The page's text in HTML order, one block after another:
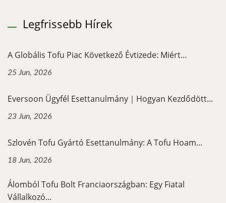
Legfrissebb Hírek
A Globális Tofu Piac Következő Évtizede: Miért...
25 Jun, 2026
Eversoon Ügyfél Esettanulmány｜Hogyan Kezdődött...
23 Jun, 2026
Szlovén Tofu Gyártó Esettanulmány: A Tofu Hoam...
18 Jun, 2026
Álomból Tofu Bolt Franciaországban: Egy Fiatal
Vállalkozó...